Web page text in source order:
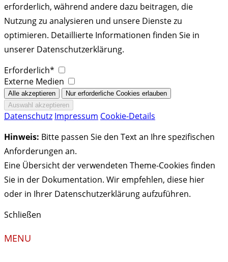
erforderlich, während andere dazu beitragen, die
Nutzung zu analysieren und unsere Dienste zu
optimieren. Detaillierte Informationen finden Sie in
unserer Datenschutzerklärung.
Erforderlich*
Externe Medien
Datenschutz Impressum Cookie-Details
Hinweis: Bitte passen Sie den Text an Ihre spezifischen
Anforderungen an.
Eine Übersicht der verwendeten Theme-Cookies finden
Sie in der Dokumentation. Wir empfehlen, diese hier
oder in Ihrer Datenschutzerklärung aufzuführen.
Schließen
MENU